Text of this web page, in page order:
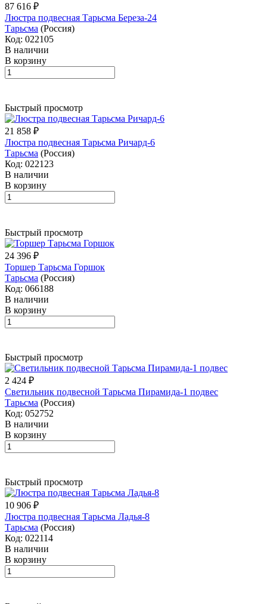
87 616 ₽
Люстра подвесная Тарьсма Береза-24
Тарьсма (Россия)
Код: 022105
В наличии
В корзину
Быстрый просмотр
21 858 ₽
Люстра подвесная Тарьсма Ричард-6
Тарьсма (Россия)
Код: 022123
В наличии
В корзину
Быстрый просмотр
24 396 ₽
Торшер Тарьсма Горшок
Тарьсма (Россия)
Код: 066188
В наличии
В корзину
Быстрый просмотр
2 424 ₽
Светильник подвесной Тарьсма Пирамида-1 подвес
Тарьсма (Россия)
Код: 052752
В наличии
В корзину
Быстрый просмотр
10 906 ₽
Люстра подвесная Тарьсма Ладья-8
Тарьсма (Россия)
Код: 022114
В наличии
В корзину